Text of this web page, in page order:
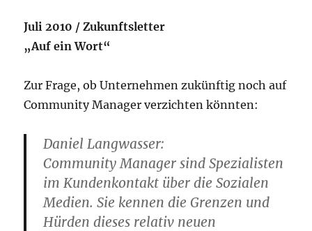
Juli 2010 /Zukunftsletter
„Auf ein Wort“
Zur Frage, ob Unternehmen zukünftig noch auf
Community Manager verzichten könnten:
Daniel Langwasser:
Community Manager sind Spezialisten
im Kundenkontakt über die Sozialen
Medien. Sie kennen die Grenzen und
Hürden dieses relativ neuen